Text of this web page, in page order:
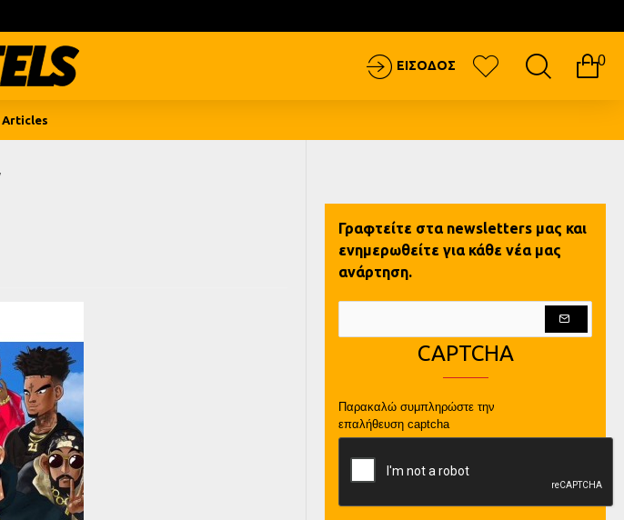
ΕΙΣΟΔΟΣ 0
Articles
Γραφτείτε στα newsletters μας και
ενημερωθείτε για κάθε νέα μας
ανάρτηση.
CAPTCHA
Παρακαλώ συμπληρώστε την
επαλήθευση captcha